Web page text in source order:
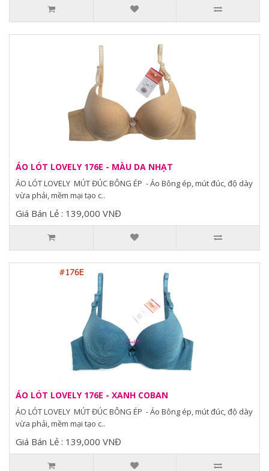
ÁO LÓT LOVELY 176E - MÀU DA NHẠT
ÁO LÓT LOVELY MÚT ĐÚC BÔNG ÉP - Áo Bông ép, mút đúc, độ dày
vừa phải, mềm mại tạo c..
Giá Bán Lẻ : 139,000 VNĐ
ÁO LÓT LOVELY 176E - XANH COBAN
ÁO LÓT LOVELY MÚT ĐÚC BÔNG ÉP - Áo Bông ép, mút đúc, độ dày
vừa phải, mềm mại tạo c..
Giá Bán Lẻ : 139,000 VNĐ